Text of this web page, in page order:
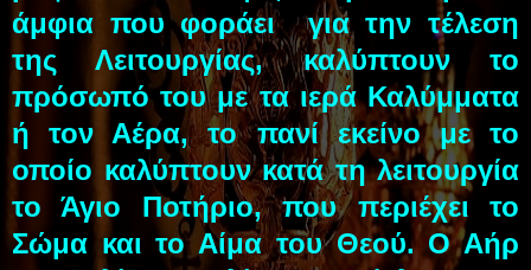
άμφια που φοράει για την τέλεση
της Λειτουργίας, καλύπτουν το
πρόσωπό του με τα ιερά Καλύμματα
ή τον Αέρα, το πανί εκείνο με το
οποίο καλύπτουν κατά τη λειτουργία
το Άγιο Ποτήριο, που περιέχει το
Σώμα και το Αίμα του Θεού. Ο Αήρ